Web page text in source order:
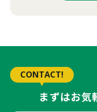
CONTACT!
まずはお気